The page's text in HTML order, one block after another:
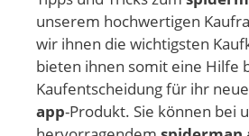
unserem hochwertigen
wir ihnen die wichtigsten
bieten ihnen somit eine Hilfe
Kaufentscheidung für ihr
app-Produkt. Sie können bei